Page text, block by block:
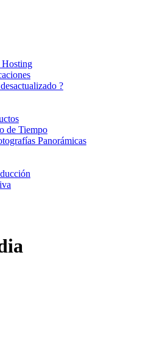
?
de Tiempo
Panorámicas